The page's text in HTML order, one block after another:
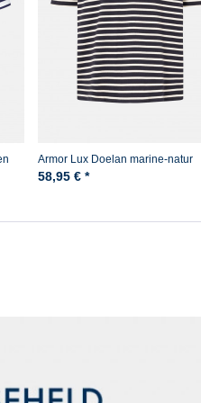
Armor Lux Doelan marine-natur
58,95 € *